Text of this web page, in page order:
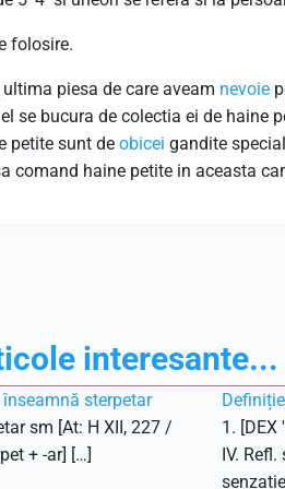
folosire.
ultima piesa de care aveam nevoie
se bucura de colectia ei de haine
petite sunt de obicei gandite
comand haine petite in aceasta
interesante...
sterpetar
sm [At: H XII, 227 /
+ -ar] […]
1. [DEX
IV.